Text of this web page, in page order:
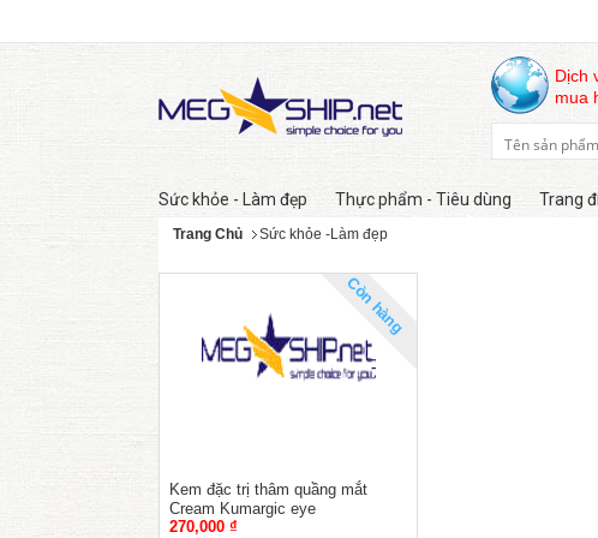
Dịch
mua
Sức khỏe - Làm đẹp Thực phẩm - Tiêu dùng Trang
Trang Chủ Sức khỏe -Làm đẹp
Còn hàng
Kem đặc trị thâm quầng mắt
Cream Kumargic eye
270,000 ₫